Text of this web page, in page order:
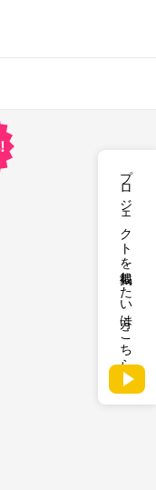
プロジェクトを掲載したい方はこちら